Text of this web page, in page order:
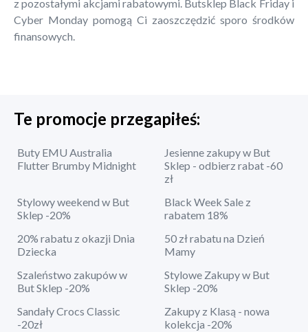
z pozostałymi akcjami rabatowymi. Butsklep Black Friday i
Cyber Monday pomogą Ci zaoszczędzić sporo środków
finansowych.
Te promocje przegapiłeś:
Buty EMU Australia
Flutter Brumby Midnight
Jesienne zakupy w But
Sklep - odbierz rabat -60
zł
Stylowy weekend w But
Sklep -20%
Black Week Sale z
rabatem 18%
20% rabatu z okazji Dnia
Dziecka
50 zł rabatu na Dzień
Mamy
Szaleństwo zakupów w
But Sklep -20%
Stylowe Zakupy w But
Sklep -20%
Sandały Crocs Classic
-20zł
Zakupy z Klasą - nowa
kolekcja -20%